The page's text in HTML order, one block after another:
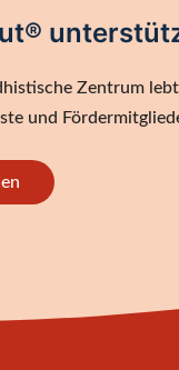
Zentrum
und